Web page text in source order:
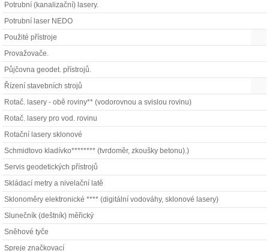
Potrubní (kanalizační) lasery.
Potrubní laser NEDO
Použité přístroje
Provažovače.
Půjčovna geodet. přístrojů.
Řízení stavebních strojů
Rotač. lasery - obě roviny** (vodorovnou a svislou rovinu)
Rotač. lasery pro vod. rovinu
Rotační lasery sklonové
Schmidtovo kladívko******** (tvrdoměr, zkoušky betonu).)
Servis geodetických přístrojů
Skládací metry a nivelační latě
Sklonoměry elektronické **** (digitální vodováhy, sklonové lasery)
Slunečník (deštník) měřický
Sněhové tyče
Spreje značkovací